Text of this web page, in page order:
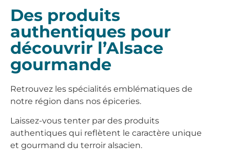
Des produits
authentiques pour
découvrir l’Alsace
gourmande
Retrouvez les spécialités emblématiques de
notre région dans nos épiceries.
Laissez-vous tenter par des produits
authentiques qui reflètent le caractère unique
et gourmand du terroir alsacien.